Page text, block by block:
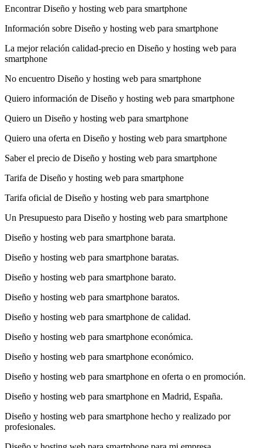
Encontrar Diseño y hosting web para smartphone
Información sobre Diseño y hosting web para smartphone
La mejor relación calidad-precio en Diseño y hosting web para
smartphone
No encuentro Diseño y hosting web para smartphone
Quiero información de Diseño y hosting web para smartphone
Quiero un Diseño y hosting web para smartphone
Quiero una oferta en Diseño y hosting web para smartphone
Saber el precio de Diseño y hosting web para smartphone
Tarifa de Diseño y hosting web para smartphone
Tarifa oficial de Diseño y hosting web para smartphone
Un Presupuesto para Diseño y hosting web para smartphone
Diseño y hosting web para smartphone barata.
Diseño y hosting web para smartphone baratas.
Diseño y hosting web para smartphone barato.
Diseño y hosting web para smartphone baratos.
Diseño y hosting web para smartphone de calidad.
Diseño y hosting web para smartphone económica.
Diseño y hosting web para smartphone económico.
Diseño y hosting web para smartphone en oferta o en promoción.
Diseño y hosting web para smartphone en Madrid, España.
Diseño y hosting web para smartphone hecho y realizado por
profesionales.